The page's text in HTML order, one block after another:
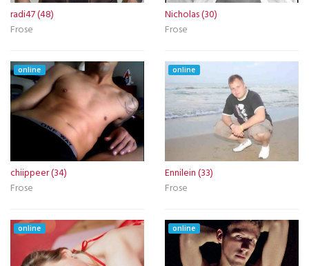
radi47 (48)
Frose
Nicholas (30)
Frose
online
chiippeer (34)
Frose
online
Ennilein (33)
Frose
online online